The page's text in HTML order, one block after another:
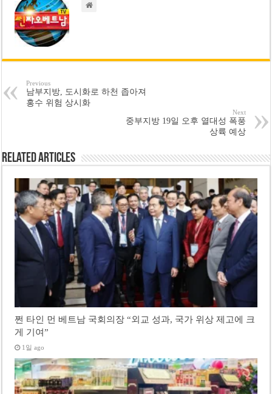
Previous
남부지방, 도시화로 하천 좁아져
홍수 위험 상시화
Next
중부지방 19일 오후 열대성 폭풍
상륙 예상
Related Articles
쩐 타인 먼 베트남 국회의장 “외교 성과, 국가 위상 제고에 크
게 기여”
1일 ago